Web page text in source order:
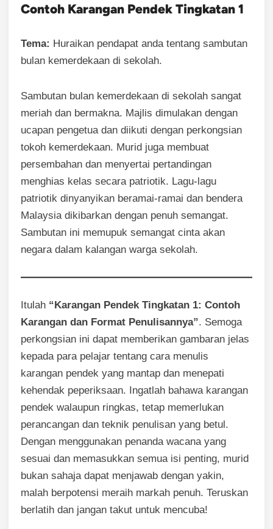
Contoh Karangan Pendek Tingkatan 1
Tema: Huraikan pendapat anda tentang sambutan
bulan kemerdekaan di sekolah.
Sambutan bulan kemerdekaan di sekolah sangat
meriah dan bermakna. Majlis dimulakan dengan
ucapan pengetua dan diikuti dengan perkongsian
tokoh kemerdekaan. Murid juga membuat
persembahan dan menyertai pertandingan
menghias kelas secara patriotik. Lagu-lagu
patriotik dinyanyikan beramai-ramai dan bendera
Malaysia dikibarkan dengan penuh semangat.
Sambutan ini memupuk semangat cinta akan
negara dalam kalangan warga sekolah.
Itulah “Karangan Pendek Tingkatan 1: Contoh
Karangan dan Format Penulisannya”. Semoga
perkongsian ini dapat memberikan gambaran jelas
kepada para pelajar tentang cara menulis
karangan pendek yang mantap dan menepati
kehendak peperiksaan. Ingatlah bahawa karangan
pendek walaupun ringkas, tetap memerlukan
perancangan dan teknik penulisan yang betul.
Dengan menggunakan penanda wacana yang
sesuai dan memasukkan semua isi penting, murid
bukan sahaja dapat menjawab dengan yakin,
malah berpotensi meraih markah penuh. Teruskan
berlatih dan jangan takut untuk mencuba!